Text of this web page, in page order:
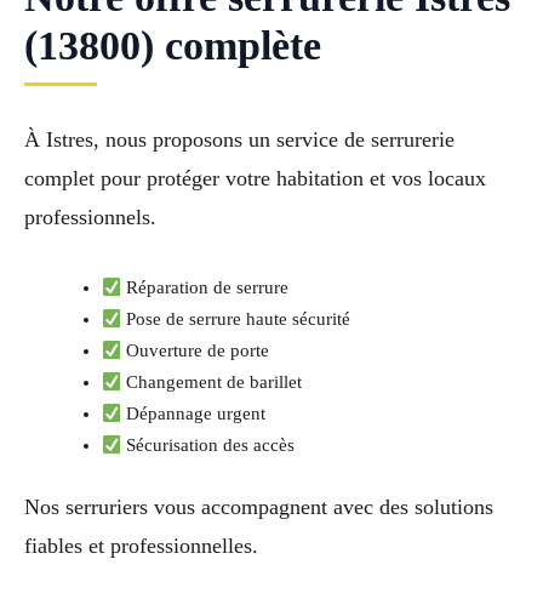
(13800) complète
À Istres, nous proposons un service de serrurerie
complet pour protéger votre habitation et vos locaux
professionnels.
Réparation de serrure
Pose de serrure haute sécurité
Ouverture de porte
Changement de barillet
Dépannage urgent
Sécurisation des accès
Nos serruriers vous accompagnent avec des solutions
fiables et professionnelles.